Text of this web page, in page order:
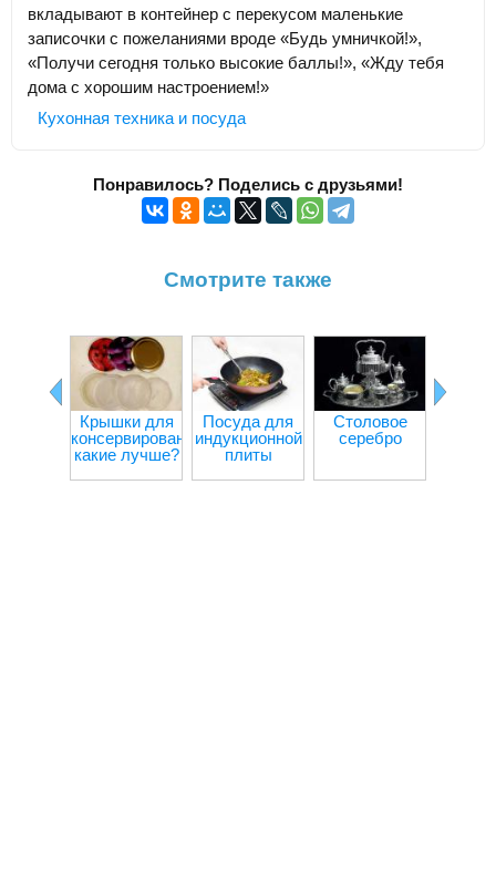
вкладывают в контейнер с перекусом маленькие
записочки с пожеланиями вроде «Будь умничкой!»,
«Получи сегодня только высокие баллы!», «Жду тебя
дома с хорошим настроением!»
Кухонная техника и посуда
Понравилось? Поделись с друзьями!
Смотрите также
Крышки для
консервирования:
какие лучше?
Посуда для
индукционной
плиты
Столовое
серебро